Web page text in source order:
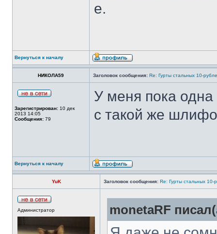
е.
Вернуться к началу
НИКОЛА59 Заголовок сообщения: Re: Гурты стальных 10-
Зарегистрирован: 10 дек
2013 14:05
Сообщения: 79
У меня пока одна
с такой же
Вернуться к началу
YuK Заголовок сообщения: Re: Гурты стальных 10-
Администратор monetaRF